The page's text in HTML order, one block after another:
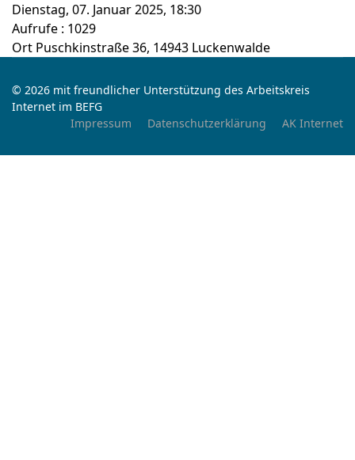
Dienstag, 07. Januar 2025, 18:30
Aufrufe : 1029
Ort Puschkinstraße 36, 14943 Luckenwalde
© 2026 mit freundlicher Unterstützung des Arbeitskreis
Internet im BEFG
Impressum
Datenschutzerklärung AK Internet